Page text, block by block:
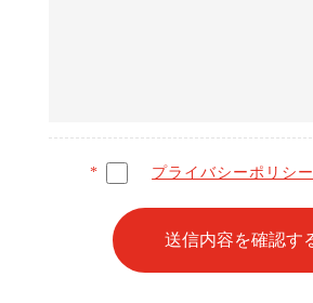
* プライバシーポリシー